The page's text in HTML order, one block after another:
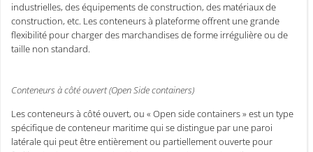
industrielles, des équipements de construction, des matériaux de
construction, etc. Les conteneurs à plateforme offrent une grande
flexibilité pour charger des marchandises de forme irrégulière ou de
taille non standard.
Conteneurs à côté ouvert (Open Side containers)
Les conteneurs à côté ouvert, ou « Open side containers » est un type
spécifique de conteneur maritime qui se distingue par une paroi
latérale qui peut être entièrement ou partiellement ouverte pour